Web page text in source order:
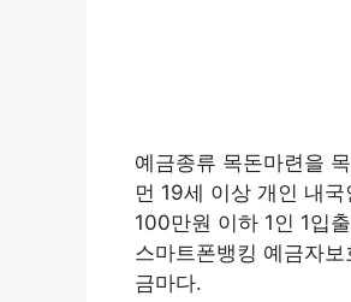
예금종류 목돈마련을
먼 19세 이상 개인 내
100만원 이하 1인 1입
스마트폰뱅킹 예금자
금마다.